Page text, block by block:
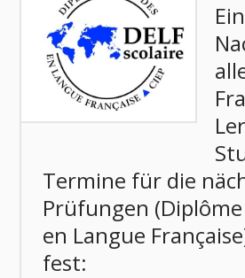
Termine für die
Prüfungen (Diplôme
en Langue
fest: